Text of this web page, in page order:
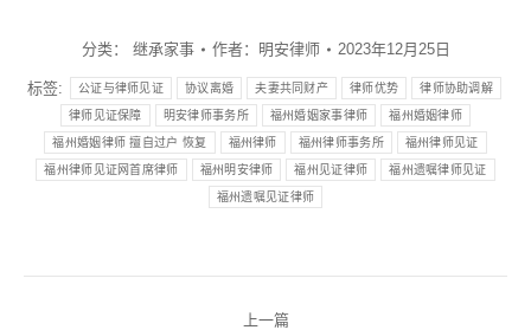
分类： 继承家事 作者： 明安律师 2023年12月25日
标签: 公证与律师见证 协议离婚 夫妻共同财产 律师优势 律师协助调解
律师见证保障 明安律师事务所 福州婚姻家事律师 福州婚姻律师
福州婚姻律师 擅自过户 恢复 福州律师 福州律师事务所 福州律师见证
福州律师见证网首席律师 福州明安律师 福州见证律师 福州遗嘱律师见证
福州遗嘱见证律师
上一篇